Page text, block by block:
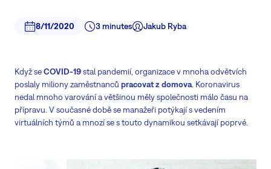
8/11/2020 3 minutes Jakub Ryba
Když seCOVID-19stal pandemií, organizace v mnoha odvětvích
poslaly miliony zaměstnanců pracovat z domova. Koronavirus
nedal mnoho varování a většinou měly společnosti málo času na
přípravu. V současné době se manažeři potýkají s vedením
virtuálních týmů a mnozí se s touto dynamikou setkávají poprvé.